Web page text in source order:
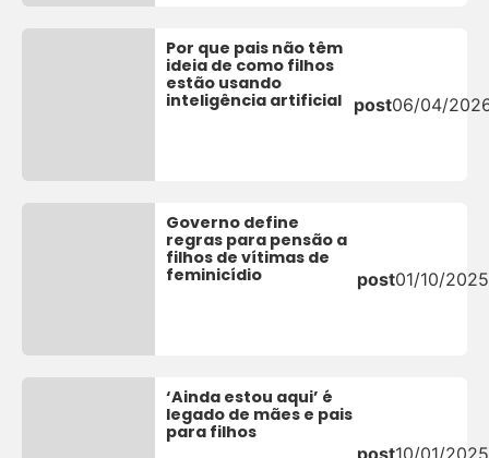
Por que pais não têm
ideia de como filhos
estão usando
inteligência artificial post06/04/
Governo define
regras para pensão a
filhos de vítimas de
feminicídio
post01/10/2025
‘Ainda estou aqui’ é
legado de mães e pais
para filhos